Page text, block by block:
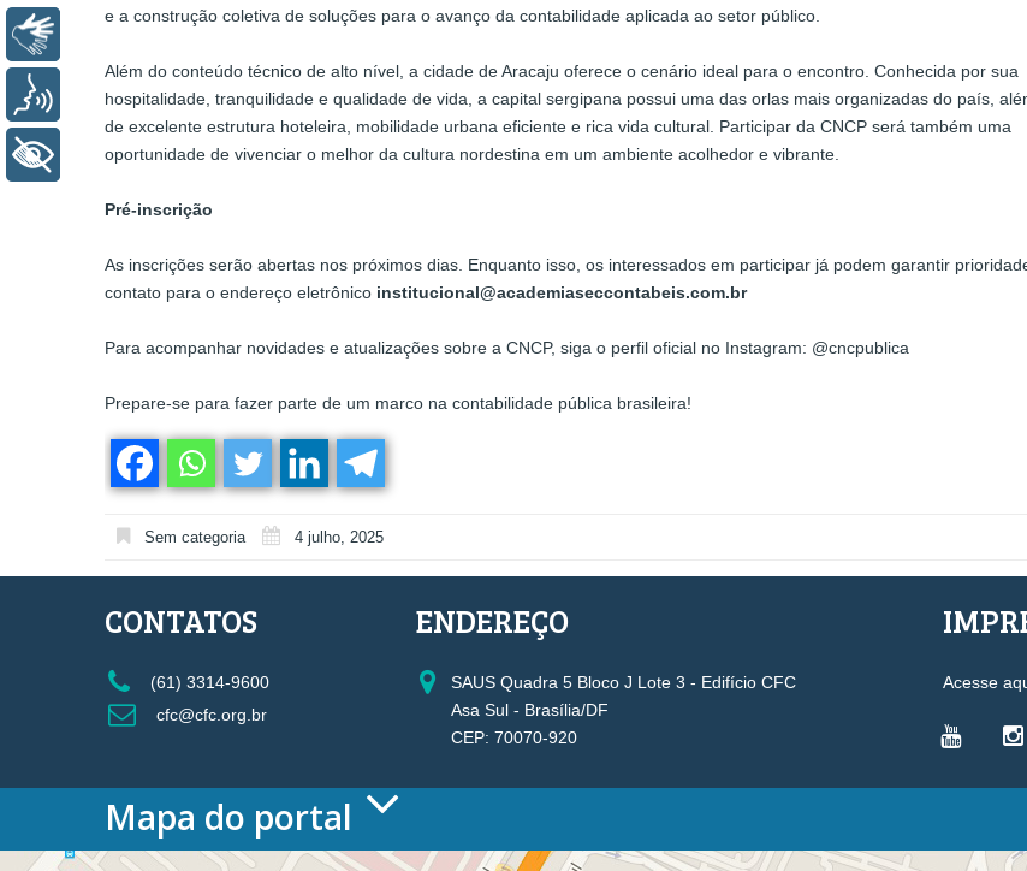
e a construção coletiva de soluções para o avanço da contabilidade aplicada ao setor público.
Além do conteúdo técnico de alto nível, a cidade de Aracaju oferece o cenário ideal para o encontro. Conhecida por sua
hospitalidade, tranquilidade e qualidade de vida, a capital sergipana possui uma das orlas mais organizadas do país,
de excelente estrutura hoteleira, mobilidade urbana eficiente e rica vida cultural. Participar da CNCP será também uma
oportunidade de vivenciar o melhor da cultura nordestina em um ambiente acolhedor e vibrante.
Pré-inscrição
As inscrições serão abertas nos próximos dias. Enquanto isso, os interessados em participar já podem garantir
contato para o endereço eletrônico institucional@academiaseccontabeis.com.br
Para acompanhar novidades e atualizações sobre a CNCP, siga o perfil oficial no Instagram: @cncpublica
Prepare-se para fazer parte de um marco na contabilidade pública brasileira!
Sem categoria 4 julho, 2025
CONTATOS
(61) 3314-9600
cfc@cfc.org.br
ENDEREÇO
SAUS Quadra 5 Bloco J Lote 3 - Edifício CFC
Asa Sul - Brasília/DF
CEP: 70070-920
Acesse
Mapa do portal
HOME VICE-PRESIDÊNCIAS
Voz
+ Acessibilidade